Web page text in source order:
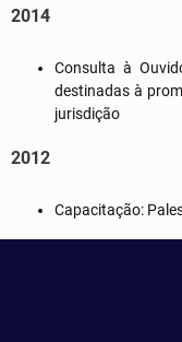
2014
Consulta à
destinadas à
jurisdição
2012
Capacitação: